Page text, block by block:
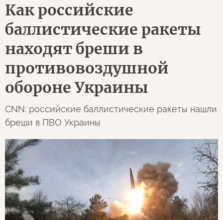
Как российские
баллистические ракеты
находят бреши в
противовоздушной
обороне Украины
CNN: российские баллистические ракеты нашли
бреши в ПВО Украины